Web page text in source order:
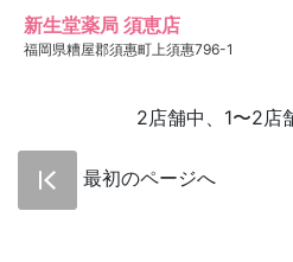
新生堂薬局 須恵店
福岡県糟屋郡須惠町上須惠796-1
2店舗中、1〜2店
最初のページへ